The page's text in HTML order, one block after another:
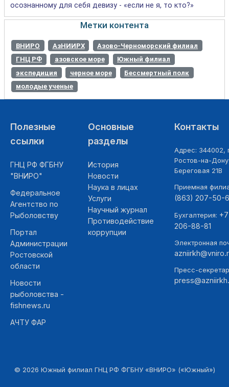
осознанному для себя девизу - «если не я, то кто?»
Метки контента
ВНИРО АзНИИРХ
Азово-Черноморский филиал
ГНЦ РФ
азовское море
Южный филиал
экспедиция
черное море
Бессмертный полк
молодые ученые
Полезные
ссылки
ГНЦ РФ ФГБНУ
"ВНИРО"
Федеральное
Агентство по
Рыболовству
Портал
Администрации
Ростовской
области
Новости
рыболовства -
fishnews.ru
АЧТУ ФАР
Основные
разделы
История
Новости
Наука в лицах
Услуги
Научный журнал
Противодействие
коррупции
Контакты
Адрес: 344002,
Ростов-на-
Береговая 21В
Приемная
(863) 207-50-
Бухгалтерия:
206-88-81
Электронная
Пресс-
© 2026 Южный филиал ГНЦ РФ ФГБНУ «ВНИРО» («Южный»)